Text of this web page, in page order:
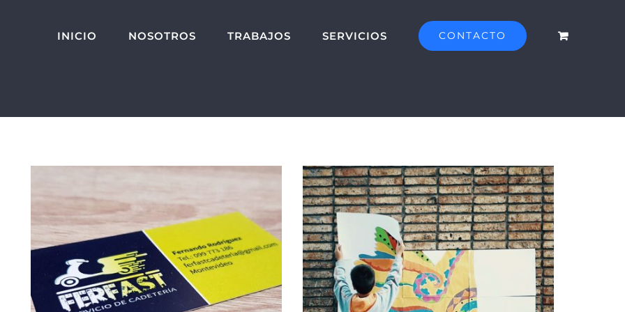
INICIO NOSOTROS TRABAJOS SERVICIOS CONTACTO